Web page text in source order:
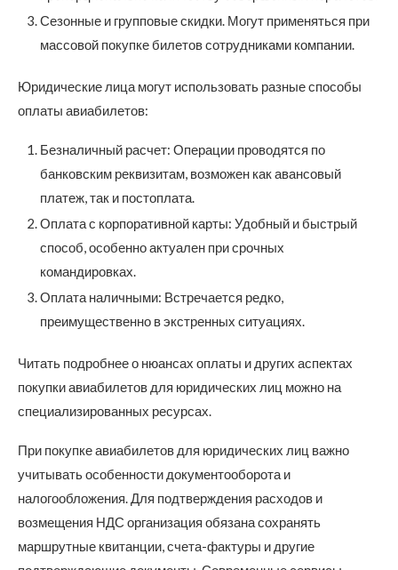
Сезонные и групповые скидки. Могут применяться при
массовой покупке билетов сотрудниками компании.
Юридические лица могут использовать разные способы
оплаты авиабилетов:
Безналичный расчет: Операции проводятся по
банковским реквизитам, возможен как авансовый
платеж, так и постоплата.
Оплата с корпоративной карты: Удобный и быстрый
способ, особенно актуален при срочных
командировках.
Оплата наличными: Встречается редко,
преимущественно в экстренных ситуациях.
Читать подробнее о нюансах оплаты и других аспектах
покупки авиабилетов для юридических лиц можно на
специализированных ресурсах.
При покупке авиабилетов для юридических лиц важно
учитывать особенности документооборота и
налогообложения. Для подтверждения расходов и
возмещения НДС организация обязана сохранять
маршрутные квитанции, счета-фактуры и другие